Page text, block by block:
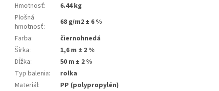
Hmotnosť:
6.44 kg
Plošná
hmotnosť:
68 g/m2 ± 6 %
Farba:
čiernohnedá
Šírka:
1,6 m ± 2 %
Dĺžka:
50 m ± 2 %
Typ balenia:
rolka
Materiál:
PP (polypropylén)